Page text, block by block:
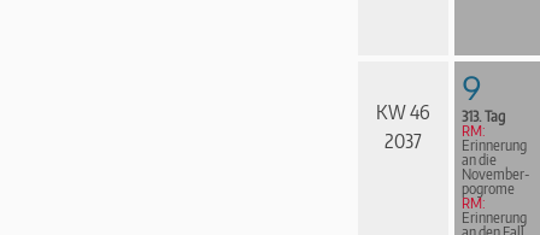
KW 46
2037
9
313. Tag
RM:
Erinnerung
an die
November­
pogrome
RM:
Erinnerung